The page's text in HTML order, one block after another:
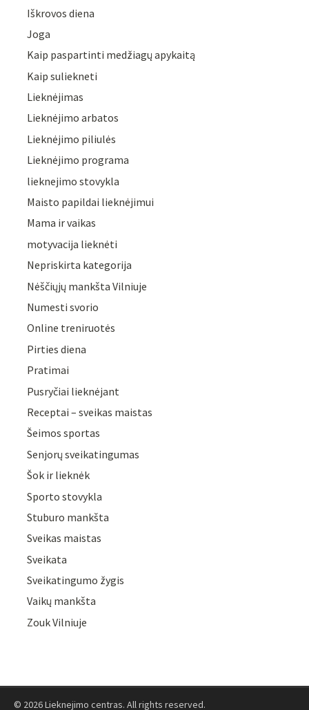
Iškrovos diena
Joga
Kaip paspartinti medžiagų apykaitą
Kaip suliekneti
Lieknėjimas
Lieknėjimo arbatos
Lieknėjimo piliulės
Lieknėjimo programa
lieknejimo stovykla
Maisto papildai lieknėjimui
Mama ir vaikas
motyvacija lieknėti
Nepriskirta kategorija
Nėščiųjų mankšta Vilniuje
Numesti svorio
Online treniruotės
Pirties diena
Pratimai
Pusryčiai lieknėjant
Receptai – sveikas maistas
Šeimos sportas
Senjorų sveikatingumas
Šok ir lieknėk
Sporto stovykla
Stuburo mankšta
Sveikas maistas
Sveikata
Sveikatingumo žygis
Vaikų mankšta
Zouk Vilniuje
© 2026 Lieknejimo centras. All rights reserved.